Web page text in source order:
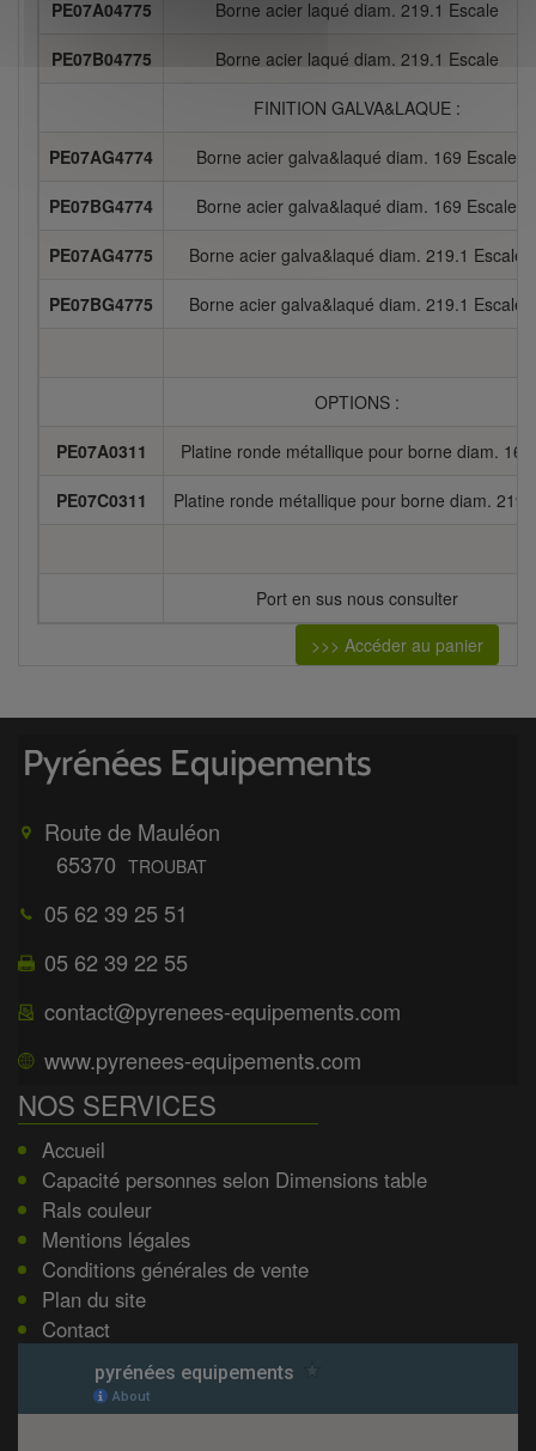
PE07A04775 Borne acier laqué diam. 219.1 Escale
PE07B04775 Borne acier laqué diam. 219.1 Escale
FINITION GALVA&LAQUE :
PE07AG4774 Borne acier galva&laqué diam. 169 Escale
PE07BG4774 Borne acier galva&laqué diam. 169 Escale
PE07AG4775 Borne acier galva&laqué diam. 219.1 Escale
PE07BG4775 Borne acier galva&laqué diam. 219.1 Escale
OPTIONS :
PE07A0311 Platine ronde métallique pour borne diam. 169
PE07C0311 Platine ronde métallique pour borne diam.
Port en sus nous consulter
>>> Accéder au panier
Route de Mauléon
65370 TROUBAT
05 62 39 25 51
05 62 39 22 55
contact@pyrenees-equipements.com
www.pyrenees-equipements.com
NOS SERVICES
Accueil
Capacité personnes selon Dimensions table
Rals couleur
Mentions légales
Conditions générales de vente
Plan du site
Contact